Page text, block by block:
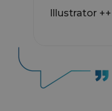
Illustrator